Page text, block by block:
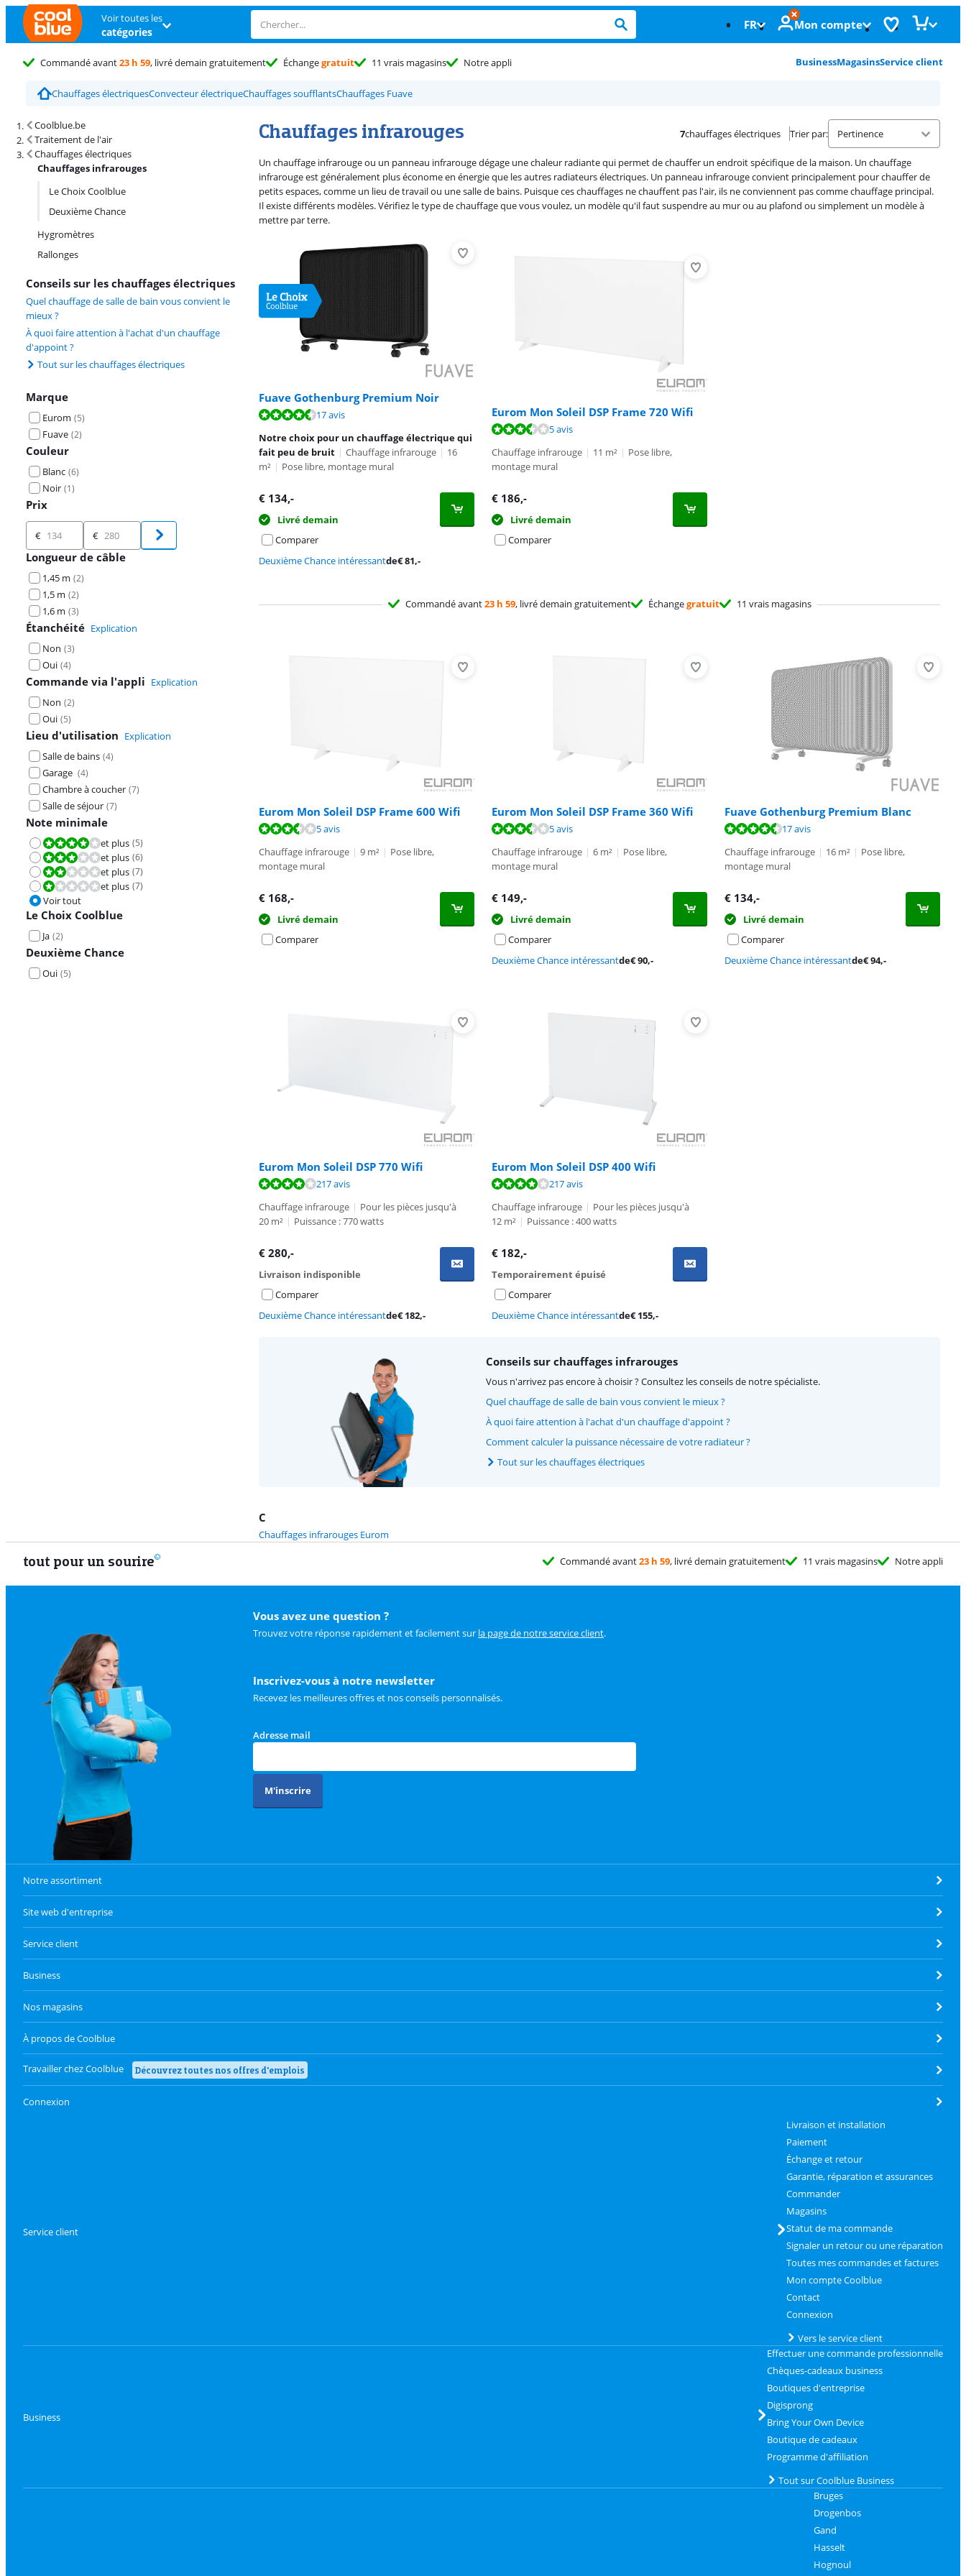
Voir toutes les
catégories FR Mon compte
Commandé avant23 h 59, livré demain gratuitement Échangegratuit 11 vrais magasins Notre appli BusinessMagasinsService client
Chauffages électriquesConvecteur électriqueChauffages soufflantsChauffages Fuave
Coolblue.be
Traitement de l'air
Chauffages électriques
Chauffages infrarouges
Le Choix Coolblue
Deuxième Chance
Hygromètres
Rallonges
Conseils sur les chauffages électriques
Quel chauffage de salle de bain vous convient le
mieux ?
À quoi faire attention à l'achat d'un chauffage
d'appoint ?
Tout sur les chauffages électriques
Marque
Eurom (5)
Fuave (2)
Couleur
Blanc (6)
Noir (1)
Prix
Prix
€ €
Longueur de câble
1,45 m (2)
1,5 m (2)
1,6 m (3)
Étanchéité Explication
Non (3)
Oui (4)
Commande via l'appli Explication
Non (2)
Oui (5)
Lieu d'utilisation Explication
Salle de bains (4)
Garage (4)
Chambre à coucher (7)
Salle de séjour (7)
Note minimale
La note est 8,0 sur 10.
et plus (5)
La note est 6,0 sur 10.
et plus (6)
La note est 4,0 sur 10.
et plus (7)
La note est 2,0 sur 10.
et plus (7)
Voir tout
Le Choix Coolblue
Ja (2)
Deuxième Chance
Oui (5)
Chauffages infrarouges
Résultats de recherche et tri
7chauffages électriques Trier par:
Un chauffage infrarouge ou un panneau infrarouge dégage une chaleur radiante qui permet de chauffer un endroit spécifique de la maison. Un chauffage
infrarouge est généralement plus économe en énergie que les autres radiateurs électriques. Un panneau infrarouge convient principalement pour chauffer de
petits espaces, comme un lieu de travail ou une salle de bains. Puisque ces chauffages ne chauffent pas l'air, ils ne conviennent pas comme chauffage principal.
Il existe différents modèles. Vérifiez le type de chauffage que vous voulez, un modèle qu'il faut suspendre au mur ou au plafond ou simplement un modèle à
mettre par terre.
Fuave Gothenburg Premium Noir
La note est de 8,5 sur 10, basée sur 17 avis.
17 avis
Notre choix pour un chauffage électrique qui
fait peu de bruit | Chauffage infrarouge | 16
m² | Pose libre, montage mural
€ 134,-
Livré demain
Comparer
Deuxième Chance intéressantde€81,-
Eurom Mon Soleil DSP Frame 720 Wifi
5 avis
Chauffage infrarouge | 11 m² | Pose libre,
montage mural
€ 186,-
Livré demain
Comparer
Commandé avant23 h 59, livré demain gratuitement Échangegratuit 11 vrais magasins
Eurom Mon Soleil DSP Frame 600 Wifi
La note est de 6,9 sur 10, basée sur 5 avis.
5 avis
Chauffage infrarouge | 9 m² | Pose libre,
montage mural
€ 168,-
Livré demain
Comparer
Eurom Mon Soleil DSP Frame 360 Wifi
La note est de 6,9 sur 10, basée sur 5 avis.
5 avis
Chauffage infrarouge | 6 m² | Pose libre,
montage mural
€ 149,-
Livré demain
Comparer
Deuxième Chance intéressantde€90,-
Fuave Gothenburg Premium Blanc
La note est de 8,5 sur 10, basée sur 17 avis.
17 avis
Chauffage infrarouge | 16 m² | Pose libre,
montage mural
€ 134,-
Livré demain
Comparer
Deuxième Chance intéressantde€94,-
Eurom Mon Soleil DSP 770 Wifi
La note est de 7,8 sur 10, basée sur 217 avis.
217 avis
Chauffage infrarouge | Pour les pièces jusqu'à
20 m² | Puissance : 770 watts
€ 280,-
Livraison indisponible
Comparer
Deuxième Chance intéressantde€182,-
Eurom Mon Soleil DSP 400 Wifi
La note est de 7,8 sur 10, basée sur 217 avis.
217 avis
Chauffage infrarouge | Pour les pièces jusqu'à
12 m² | Puissance : 400 watts
€ 182,-
Temporairement épuisé
Comparer
Deuxième Chance intéressantde€155,-
Conseils sur chauffages infrarouges
Vous n'arrivez pas encore à choisir ? Consultez les conseils de notre spécialiste.
Quel chauffage de salle de bain vous convient le mieux ?
À quoi faire attention à l'achat d'un chauffage d'appoint ?
Comment calculer la puissance nécessaire de votre radiateur ?
Tout sur les chauffages électriques
C
Chauffages infrarouges Eurom
tout pour un sourire Commandé avant23 h 59, livré demain gratuitement 11 vrais magasins Notre appli
Vous avez une question ?
Trouvez votre réponse rapidement et facilement sur la page de notre service client.
Inscrivez-vous à notre newsletter
Recevez les meilleures offres et nos conseils personnalisés.
Adresse mail
M'inscrire
Notre assortiment
Site web d'entreprise
Service client
Business
Nos magasins
À propos de Coolblue
Travailler chez Coolblue Découvrez toutes nos offres d'emplois
Connexion
Service client
Livraison et installation
Paiement
Échange et retour
Garantie, réparation et assurances
Commander
Magasins
Statut de ma commande
Signaler un retour ou une réparation
Toutes mes commandes et factures
Mon compte Coolblue
Contact
Connexion
Vers le service client
Business
Effectuer une commande professionnelle
Chèques-cadeaux business
Boutiques d'entreprise
Digisprong
Bring Your Own Device
Boutique de cadeaux
Programme d'affiliation
Tout sur Coolblue Business
Bruges
Drogenbos
Gand
Hasselt
Hognoul